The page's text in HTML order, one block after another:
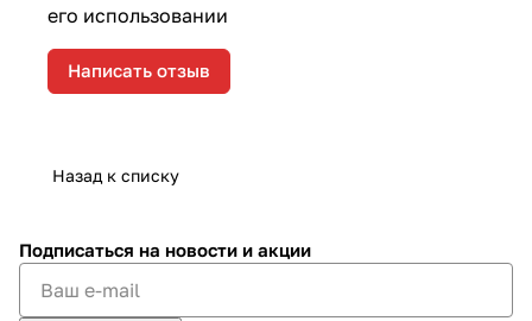
его использовании
Написать отзыв
Назад к списку
Подписаться на новости и акции